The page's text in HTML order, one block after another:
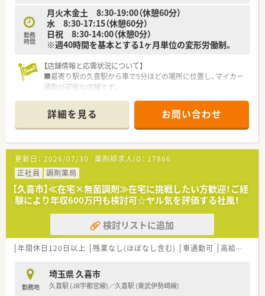
勤務
時間
月火木金土 8:30-19:00（休憩60分）
水 8:30-17:15（休憩60分）
日祝 8:30-14:00（休憩0分）
※週40時間を基本とする1ヶ月単位の変形労働制。
【店舗情報と応需状況について】
■最寄り駅の久喜駅から車で5分ほどの場所に位置し、マイカー
通勤が可能な店舗です。
にわたる処方箋を応需しています。
■1日の処方箋枚数は平均150枚程度で、薬剤師は常時5～6名体
制と手厚い人員配置です。
【法人特徴について】
■茨城県を中心に埼玉県にも店舗を展開し、調剤と介護を両輪と
して地域に貢献しています。
■「人を大事にする心」を大切にし、地域住民の皆様の健康をサ
ポートすることを目指しています。
■在宅医療に力を入れており、自社介護施設5施設のほか、個人
宅への訪問も年々増加しています。
【勤務実態について】
■月単位の変形労働制（シフト制）を採用しており、年間休日は
■正社員の他に、週32時間以上勤務で賞与も支給される準社員
制度も選択可能です。
■固定残業代は月5時間分を含みますが、超過した場合は1分単
詳細を見る お問い合わせ
更新日： 2026/07/30 薬剤師求人ID： 17866
正社員
調剤薬局
【久喜市】≪在宅×無菌調剤≫在宅に挑戦したい方歓迎！ご経
験により年収600万円も検討可☆ヤル気を評価する社風！
検討リストに追加
年間休日120日以上 残業なし(ほぼなし含む) 車通勤可 高給与(600万円以上)
勤務地
埼玉県 久喜市
久喜駅 (JR宇都宮線)／久喜駅 (東武伊勢崎線)